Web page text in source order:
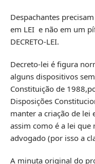
Despachantes
em LEI e não em um
DECRETO-LEI.
Decreto-lei é figura
alguns dispositivos
Constituição de
Disposições
manter a criação de lei
assim como é a lei
advogado (por isso a
A minuta original do